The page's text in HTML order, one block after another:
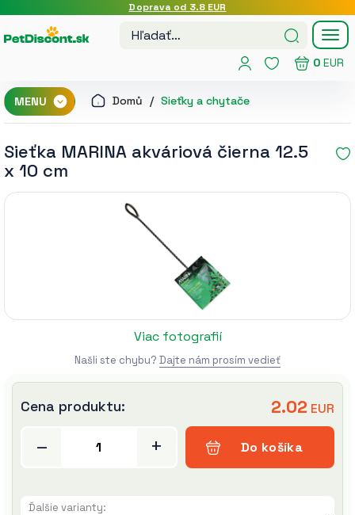
Doprava od 3.8 EUR
0 EUR
MENU Domů Sieťky a chytače
Sieťka MARINA akváriová čierna 12.5
x 10 cm
Viac fotografií
Našli ste chybu? Dajte nám prosím vedieť
Cena produktu: 2.02 EUR
+
– Do košíka
Ďalšie varianty: